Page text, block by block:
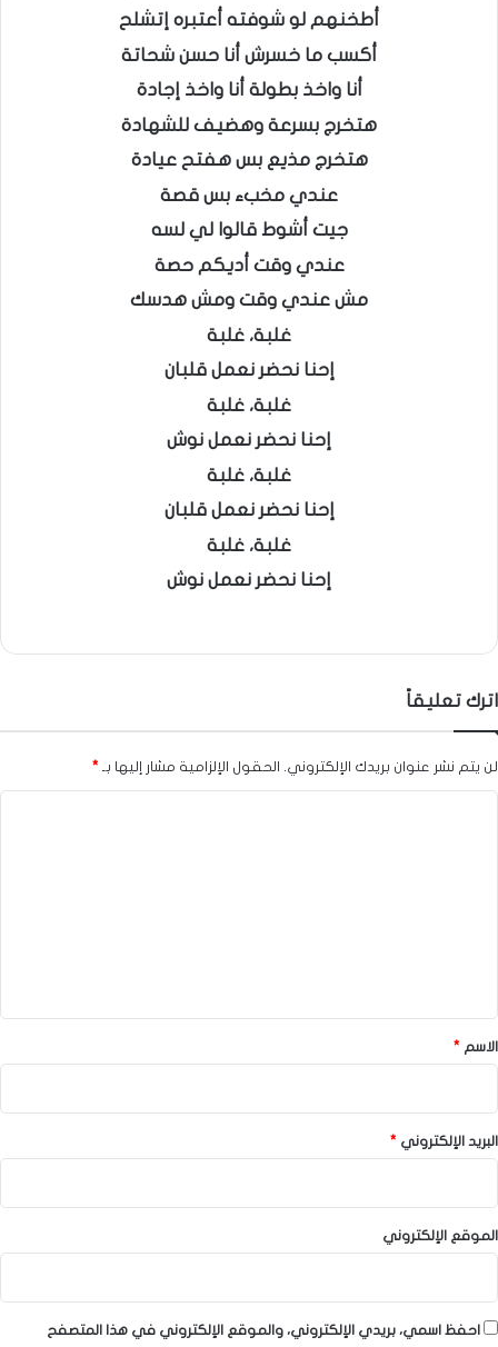
أطخنهم لو شوفته أعتبره إتشلح
أكسب ما خسرش أنا حسن شحاتة
أنا واخذ بطولة أنا واخذ إجادة
هتخرج بسرعة وهضيف للشهادة
هتخرج مذيع بس هفتح عيادة
عندي مخبء بس قصة
جيت أشوط قالوا لي لسه
عندي وقت أديكم حصة
مش عندي وقت ومش هدسك
غلبة، غلبة
إحنا نحضر نعمل قلبان
غلبة، غلبة
إحنا نحضر نعمل نوش
غلبة، غلبة
إحنا نحضر نعمل قلبان
غلبة، غلبة
إحنا نحضر نعمل نوش
اترك تعليقاً
لن يتم نشر عنوان بريدك الإلكتروني. الحقول الإلزامية مشار إليها بـ *
*الاسم *
البريد الإلكتروني *
الموقع الإلكتروني
احفظ اسمي، بريدي الإلكتروني، والموقع الإلكتروني في هذا المتصفح